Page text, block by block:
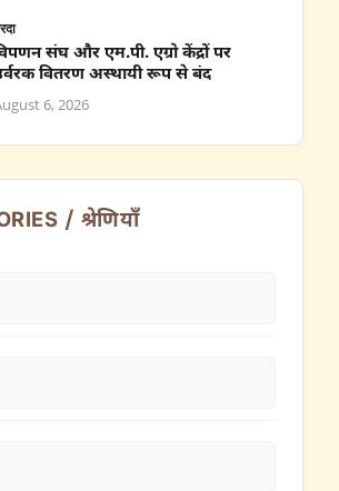
संघ और एम.पी. एग्रो केंद्रों पर
वितरण अस्थायी रूप से बंद
6, 2026
/ श्रेणियाँ